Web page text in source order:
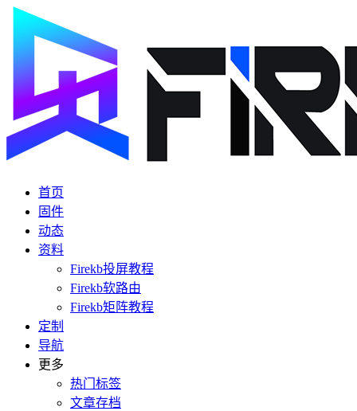
首页
固件
动态
资料
Firekb投屏教程
Firekb软路由
Firekb矩阵教程
定制
导航
更多
热门标签
文章存档